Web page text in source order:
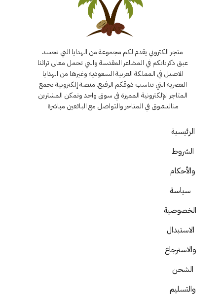
متجر الكتروني يقدم لكم مجموعة من الهدايا التي تجسد
عبق ذكرياتكم في المشاعر المقدسة والتي تحمل معاني تراثنا
الاصيل في المملكة العربية السعودية وغيرها من الهدايا
العصرية التي تناسب ذوقكم الرفيع. منصة إلكترونية تجمع
المتاجر الإلكترونية المميزة في سوق واحد وتمكن المشترين
منالتسّوق في المتاجر والتواصل مع البائعين مباشرة
الرئيسية
الشروط
والأحكام
سياسة
الخصوصية
الاستبدال
والاسترجاع
الشحن
والتسليم